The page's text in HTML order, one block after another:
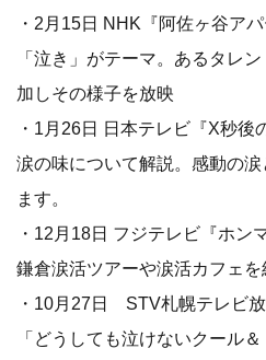
・2月15日 NHK『阿佐ヶ谷アパ
「泣き」がテーマ。あるタレ
加しその様子を放映
・1月26日 日本テレビ『X秒後
涙の味について解説。感動の
ます。
・12月18日 フジテレビ『ホン
鎌倉涙活ツアーや涙活カフェを
・10月27日 STV札幌テレビ放
「どうしても泣けないクール